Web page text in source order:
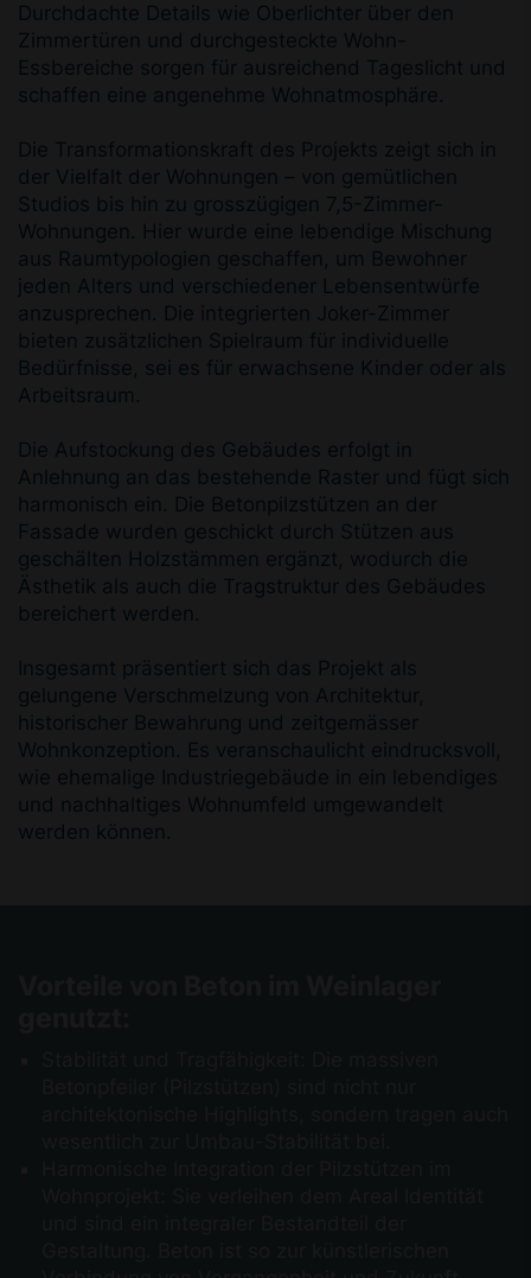
Durchdachte Details wie Oberlichter über den
Zimmertüren und durchgesteckte Wohn-
Essbereiche sorgen für ausreichend Tageslicht und
schaffen eine angenehme Wohnatmosphäre.
Die Transformationskraft des Projekts zeigt sich in
der Vielfalt der Wohnungen – von gemütlichen
Studios bis hin zu grosszügigen 7,5-Zimmer-
Wohnungen. Hier wurde eine lebendige Mischung
aus Raumtypologien geschaffen, um Bewohner
jeden Alters und verschiedener Lebensentwürfe
anzusprechen. Die integrierten Joker-Zimmer
bieten zusätzlichen Spielraum für individuelle
Bedürfnisse, sei es für erwachsene Kinder oder als
Arbeitsraum.
Die Aufstockung des Gebäudes erfolgt in
Anlehnung an das bestehende Raster und fügt sich
harmonisch ein. Die Betonpilzstützen an der
Fassade wurden geschickt durch Stützen aus
geschälten Holzstämmen ergänzt, wodurch die
Ästhetik als auch die Tragstruktur des Gebäudes
bereichert werden.
Insgesamt präsentiert sich das Projekt als
gelungene Verschmelzung von Architektur,
historischer Bewahrung und zeitgemässer
Wohnkonzeption. Es veranschaulicht eindrucksvoll,
wie ehemalige Industriegebäude in ein lebendiges
und nachhaltiges Wohnumfeld umgewandelt
werden können.